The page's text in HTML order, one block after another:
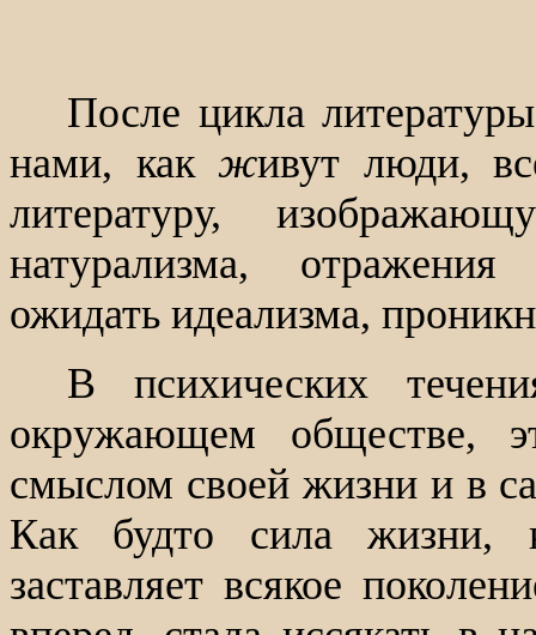
После цикла
нами, какживут люди,
литературу,
натурализма, отражения
ожидать идеализма,
В психических
окружающем обществе,
смыслом своей жизни и в
Как будто сила жизни,
заставляет всякое